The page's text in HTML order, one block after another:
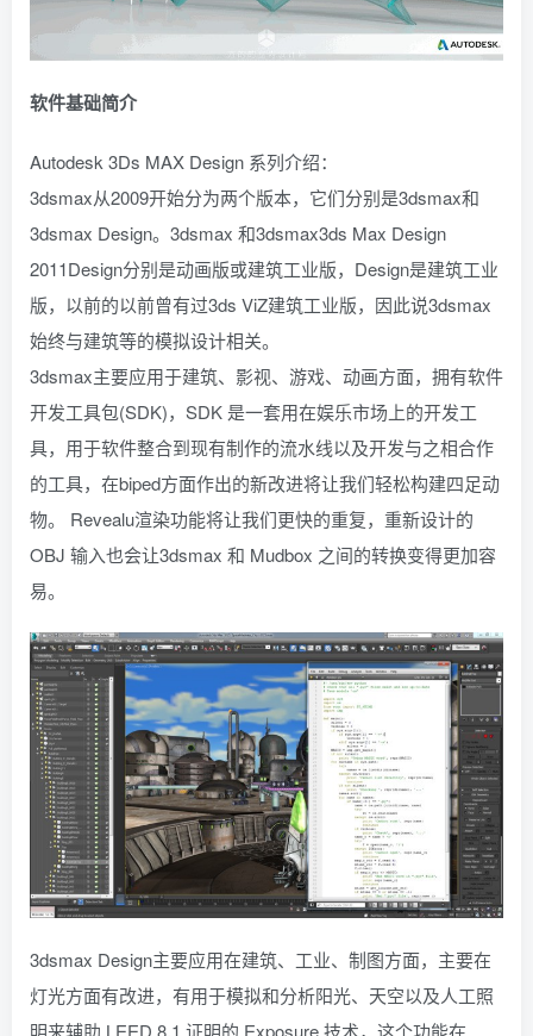
软件基础简介
Autodesk 3Ds MAX Design 系列介绍：
3dsmax从2009开始分为两个版本，它们分别是3dsmax和
3dsmax Design。3dsmax 和3dsmax3ds Max Design
2011Design分别是动画版或建筑工业版，Design是建筑工业
版，以前的以前曾有过3ds ViZ建筑工业版，因此说3dsmax
始终与建筑等的模拟设计相关。
3dsmax主要应用于建筑、影视、游戏、动画方面，拥有软件
开发工具包(SDK)，SDK 是一套用在娱乐市场上的开发工
具，用于软件整合到现有制作的流水线以及开发与之相合作
的工具，在biped方面作出的新改进将让我们轻松构建四足动
物。 Revealu渲染功能将让我们更快的重复，重新设计的
OBJ 输入也会让3dsmax 和 Mudbox 之间的转换变得更加容
易。
3dsmax Design主要应用在建筑、工业、制图方面，主要在
灯光方面有改进，有用于模拟和分析阳光、天空以及人工照